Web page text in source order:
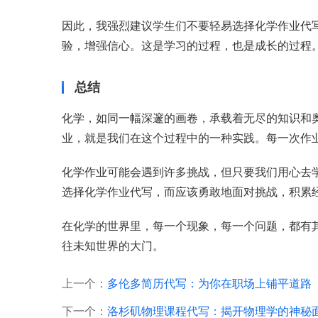
因此，我强烈建议学生们不要轻易选择化学作业
验，增强信心。这是学习的过程，也是成长的过程
总结
化学，如同一幅深邃的画卷，承载着无尽的知识
业，就是我们在这个过程中的一种实践。每一次
化学作业可能会遇到许多挑战，但只要我们用心
选择化学作业代写，而应该勇敢地面对挑战，积累
在化学的世界里，每一个现象，每一个问题，都
往未知世界的大门。
上一个： 多伦多简历代写：为你在职场上铺平道路
下一个： 洛杉矶物理课程代写：揭开物理学的神秘